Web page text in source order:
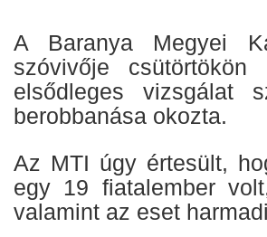
A Baranya Megyei
szóvivője
elsődleges vizsgálat
berobbanása okozta.
Az MTI úgy értesült,
egy 19 fiatalember
valamint az eset